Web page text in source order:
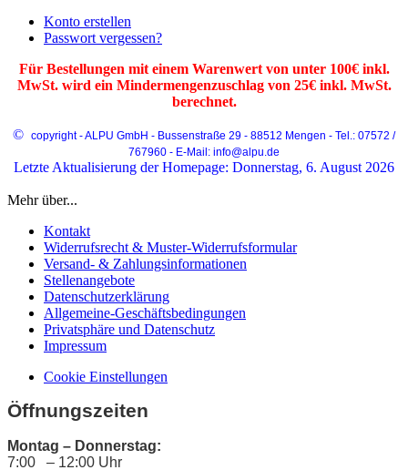
Konto erstellen
Passwort vergessen?
Für Bestellungen mit einem Warenwert von unter 100€ inkl.
MwSt. wird ein Mindermengenzuschlag von 25€ inkl. MwSt.
berechnet.
© copyright - ALPU GmbH - Bussenstraße 29 - 88512 Mengen - Tel.: 07572 /
767960 - E-Mail: info@alpu.de
Letzte Aktualisierung der Homepage: Donnerstag, 6. August 2026
Mehr über...
Kontakt
Widerrufsrecht & Muster-Widerrufsformular
Versand- & Zahlungsinformationen
Stellenangebote
Datenschutzerklärung
Allgemeine-Geschäftsbedingungen
Privatsphäre und Datenschutz
Impressum
Cookie Einstellungen
Öffnungszeiten
Montag – Donnerstag:
7:00 – 12:00 Uhr